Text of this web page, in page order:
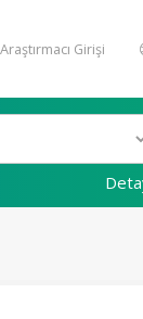
Araştırmacı Girişi